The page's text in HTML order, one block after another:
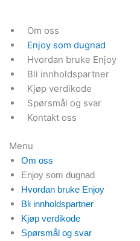
contentOm oss
Enjoy som dugnad
Hvordan bruke Enjoy
Bli innholdspartner
Kjøp verdikode
Spørsmål og svar
Kontakt oss
Menu
Om oss
Enjoy som dugnad
Hvordan bruke Enjoy
Bli innholdspartner
Kjøp verdikode
Spørsmål og svar